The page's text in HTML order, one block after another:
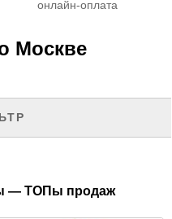
онлайн-оплата
Москве
— ТОПы продаж